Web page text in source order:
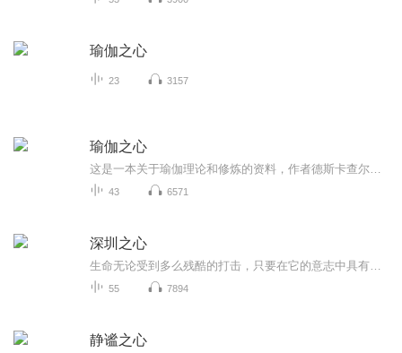
瑜伽之心
23 3157
瑜伽之心
43 6571
深圳之心
55 7894
静谧之心